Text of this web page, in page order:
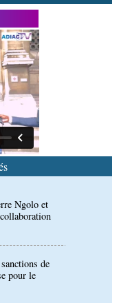
B
Ngolo et
de
pour le
à Pointe-
forestiers